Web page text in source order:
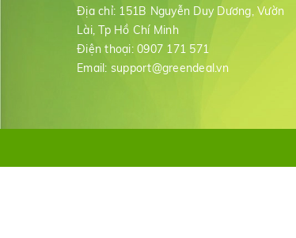
Địa chỉ: 151B Nguyễn Duy Dương, Vườn
Lài, Tp Hồ Chí Minh
Điện thoại: 0907 171 571
Email: support@greendeal.vn